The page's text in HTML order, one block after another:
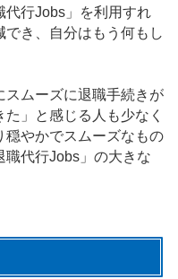
代行Jobs」を利用すれ
き、自分はもう何もし
スムーズに退職手続きが
」と感じる人も少なく
穏やかでスムーズなもの
職代行Jobs」の大きな